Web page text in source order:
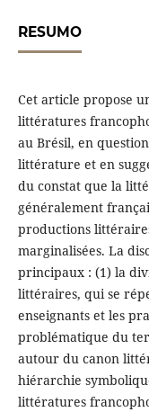
RESUMO
Cet article propose
littératures
au Brésil, en
littérature et en
du constat que la
généralement
productions
marginalisées. La
principaux : (1) la
littéraires, qui se
enseignants et les
problématique du
autour du canon
hiérarchie
littératures